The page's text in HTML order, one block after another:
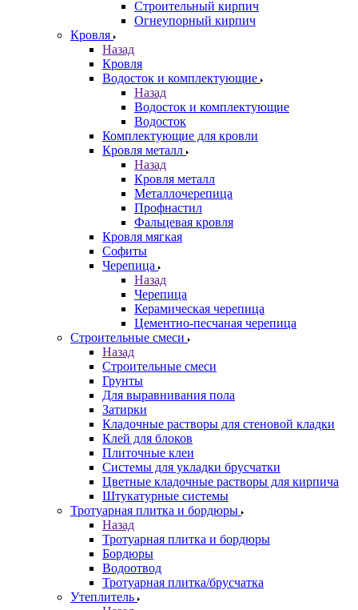
Строительный кирпич
Огнеупорный кирпич
Кровля
Назад
Кровля
Водосток и комплектующие
Назад
Водосток и комплектующие
Водосток
Комплектующие для кровли
Кровля металл
Назад
Кровля металл
Металлочерепица
Профнастил
Фальцевая кровля
Кровля мягкая
Софиты
Черепица
Назад
Черепица
Керамическая черепица
Цементно-песчаная черепица
Строительные смеси
Назад
Строительные смеси
Грунты
Для выравнивания пола
Затирки
Кладочные растворы для стеновой кладки
Клей для блоков
Плиточные клеи
Системы для укладки брусчатки
Цветные кладочные растворы для кирпича
Штукатурные системы
Тротуарная плитка и бордюры
Назад
Тротуарная плитка и бордюры
Бордюры
Водоотвод
Тротуарная плитка/брусчатка
Утеплитель